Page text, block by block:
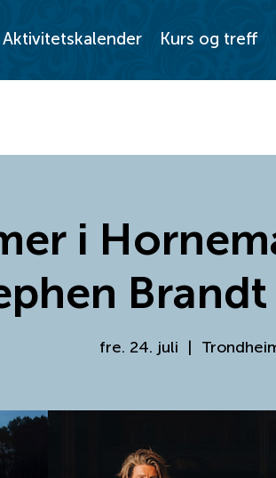
Aktivitetskalender Kurs og treff
i
fre. 24. juli
  |